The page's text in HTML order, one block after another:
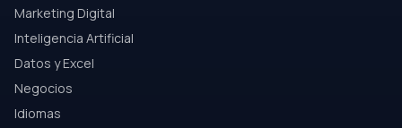
Marketing Digital
Inteligencia Artificial
Datos y Excel
Negocios
Idiomas